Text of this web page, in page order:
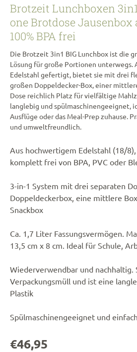
Brotzeit Lunchboxen
one Brotdose
100% BPA frei
Die Brotzeit 3in1 BIG Lunchbox ist die
Lösung für große Portionen unterwegs.
Edelstahl gefertigt, bietet sie mit drei
großen Doppeldecker-Box, einer
Dose reichlich Platz für vielfältige
langlebig und spülmaschinengeeignet,
Ausflüge oder das Meal-Prep zuhause.
und umweltfreundlich.
Aus hochwertigem Edelstahl (18/
komplett frei von BPA, PVC oder
3-in-1 System mit drei separaten
Doppeldeckerbox, eine mittlere
Snackbox
Ca. 1,7 Liter Fassungsvermögen.
13,5 cm x 8 cm. Ideal für Schule,
Wiederverwendbar und nachhaltig.
Verpackungsmüll und ist eine
Plastik
Spülmaschinengeeignet und
€46,95